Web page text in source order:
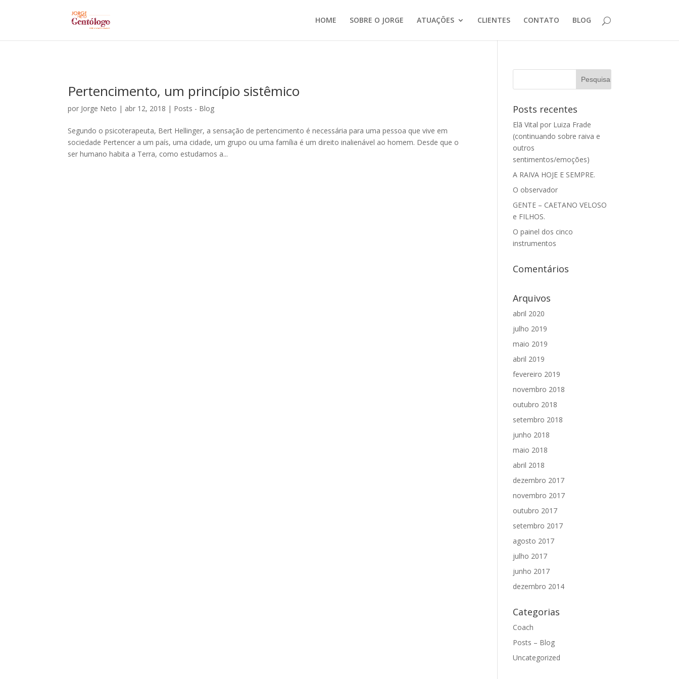
HOME SOBRE O JORGE ATUAÇÕES CLIENTES CONTATO BLOG
Pertencimento, um princípio sistêmico
por Jorge Neto | abr 12, 2018 | Posts - Blog
Segundo o psicoterapeuta, Bert Hellinger, a sensação de pertencimento é necessária para uma pessoa que vive em
sociedade Pertencer a um país, uma cidade, um grupo ou uma família é um direito inalienável ao homem. Desde que o
ser humano habita a Terra, como estudamos a...
Posts recentes
Elã Vital por Luiza Frade
(continuando sobre raiva e
outros
sentimentos/emoções)
A RAIVA HOJE E SEMPRE.
O observador
GENTE – CAETANO VELOSO
e FILHOS.
O painel dos cinco
instrumentos
Comentários
Arquivos
abril 2020
julho 2019
maio 2019
abril 2019
fevereiro 2019
novembro 2018
outubro 2018
setembro 2018
junho 2018
maio 2018
abril 2018
dezembro 2017
novembro 2017
outubro 2017
setembro 2017
agosto 2017
julho 2017
junho 2017
dezembro 2014
Categorias
Coach
Posts – Blog
Uncategorized